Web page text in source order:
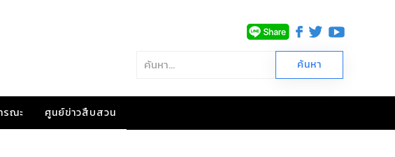
รณะ ศูนย์ข่าวสืบสวน